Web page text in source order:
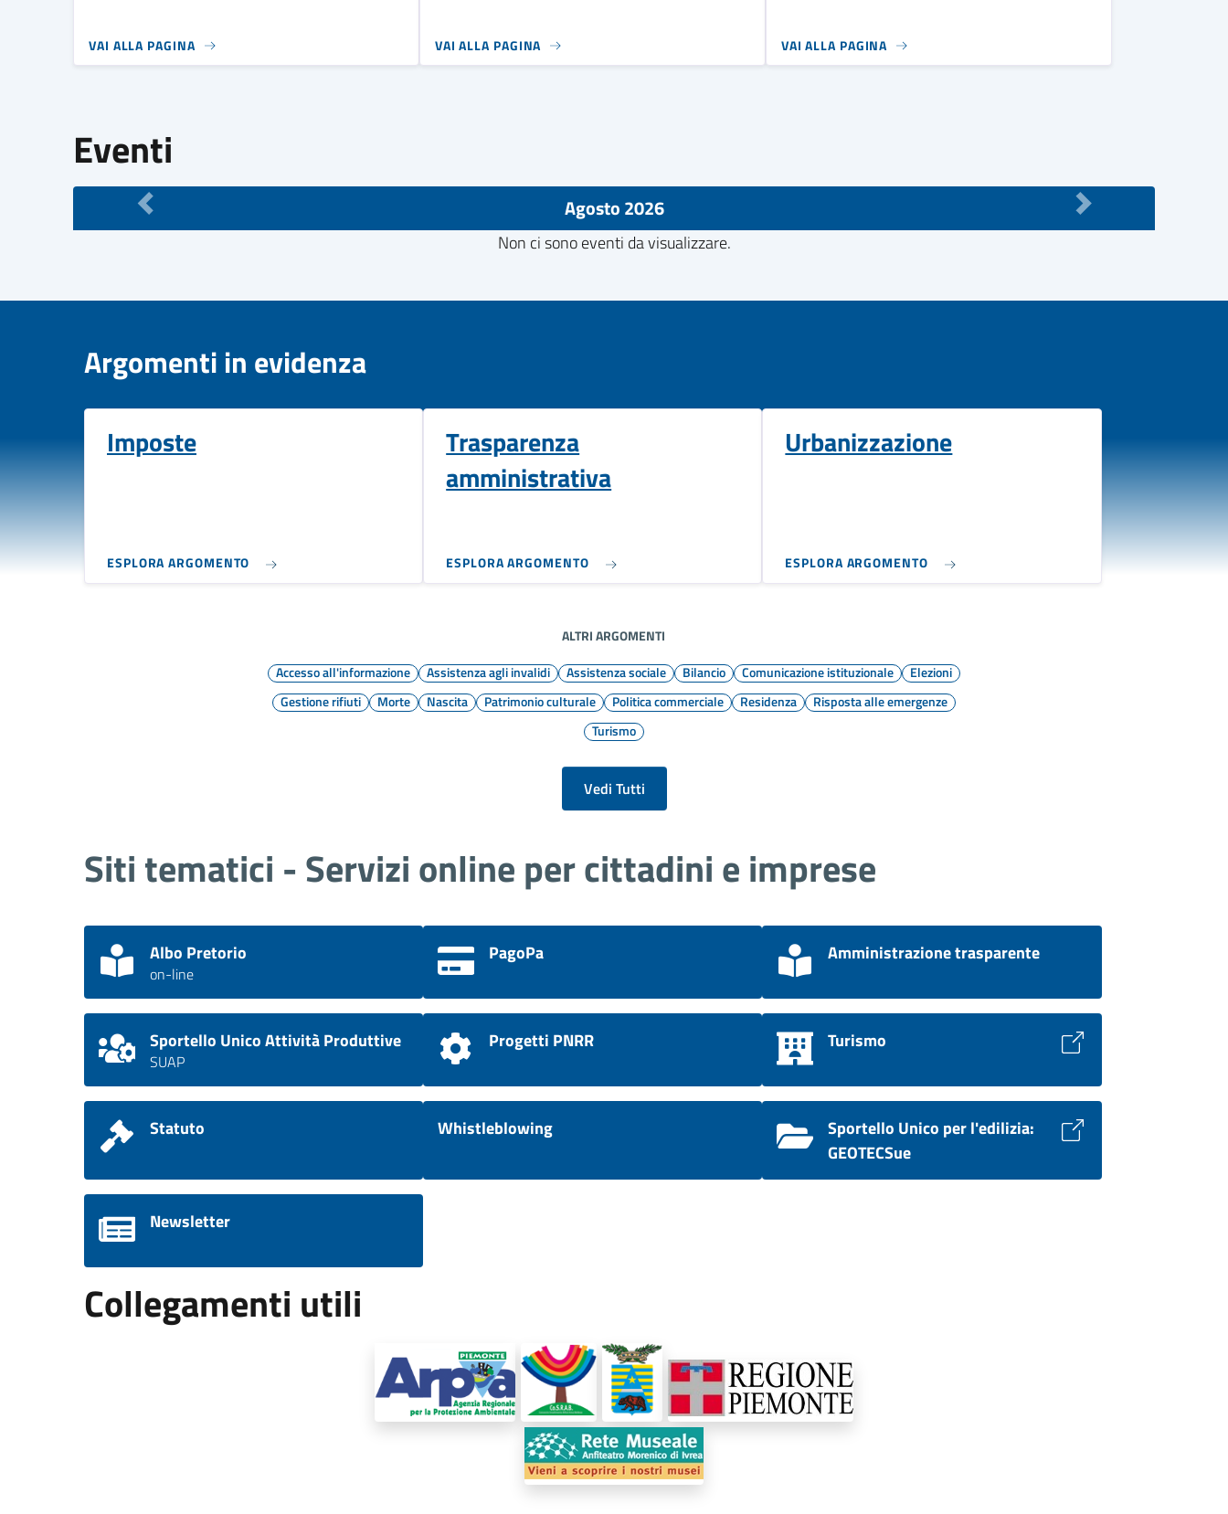
VAI ALLA PAGINA VAI ALLA PAGINA VAI ALLA PAGINA
Eventi
Agosto 2026
Non ci sono eventi da visualizzare.
Argomenti in evidenza
Imposte
ESPLORA ARGOMENTO
Trasparenza
amministrativa
ESPLORA ARGOMENTO
Urbanizzazione
ESPLORA ARGOMENTO
ALTRI ARGOMENTI
Accesso all'informazione
Assistenza agli invalidi Assistenza sociale Bilancio Comunicazione istituzionale
Elezioni
Gestione rifiuti
Morte Nascita Patrimonio culturale Politica commerciale Residenza
Risposta alle emergenze
Turismo
Vedi Tutti
Siti tematici - Servizi online per cittadini e imprese
Albo Pretorio
on-line
PagoPa Amministrazione trasparente
Sportello Unico Attività Produttive
SUAP
Progetti PNRR Turismo
Statuto Whistleblowing
Sportello Unico per l'edilizia:
GEOTECSue
Newsletter
Collegamenti utili